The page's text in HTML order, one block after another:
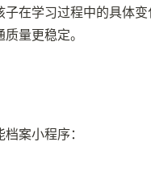
子在学习过程中的具体
量更稳定。
案小程序：